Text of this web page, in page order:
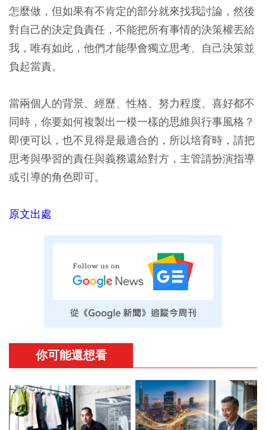
怎麼做，但如果有不肯定的部分就來找我討論，然後
對自己的決定負責任，不能把所有事情的決策權丟給
我，唯有如此，他們才能學會獨立思考、自己決策並
負起當責。
當兩個人的背景、經歷、性格、努力程度、喜好都不
同時，你要如何複製出一模一樣的思維與行事風格？
即便可以，也不見得是最適合的，所以培育時，請把
思考與學習的責任與義務還給對方，主管請扮演指導
或引導的角色即可。
原文出處